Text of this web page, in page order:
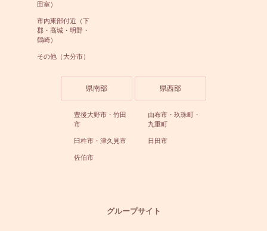
田室）
市内東部付近（下
郡・高城・明野・
鶴崎）
その他（大分市）
県南部
豊後大野市・竹田
市
臼杵市・津久見市
佐伯市
県西部
由布市・玖珠町・
九重町
日田市
グループサイト